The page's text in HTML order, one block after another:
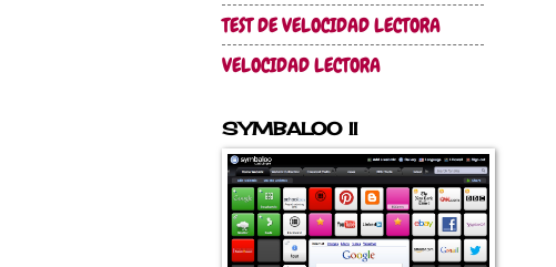
TEST DE VELOCIDAD LECTORA
VELOCIDAD LECTORA
SYMBALOO II